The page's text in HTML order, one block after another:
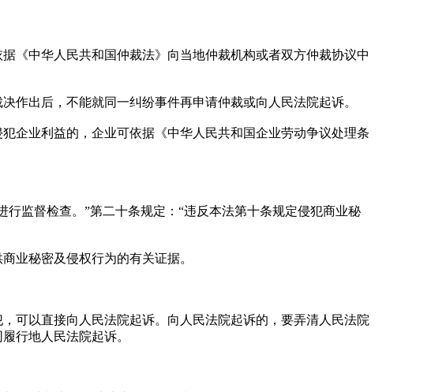
中华人民共和国仲裁法》向当地仲裁机构或者双方仲裁协议中
出后，不能就同一纠纷事件再申请仲裁或向人民法院起诉。
业利益的，企业可依据《中华人民共和国企业劳动争议处理条
监督检查。”第二十条规定：“违反本法第十条规定侵犯商业秘
业秘密及侵权行为的有关证据。
以直接向人民法院起诉。向人民法院起诉的，要弄清人民法院
行地人民法院起诉。